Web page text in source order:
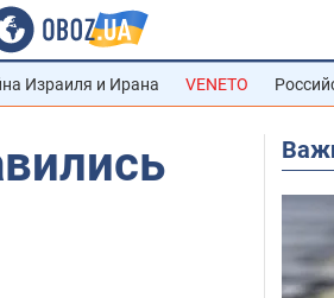
Израиля и Ирана VENETO